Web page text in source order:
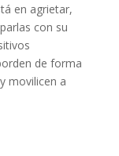
en agrietar,
con su
de forma
movilicen a